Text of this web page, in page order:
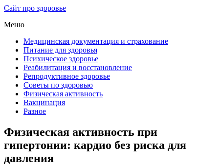
Сайт про здоровье
Меню
Медицинская документация и страхование
Питание для здоровья
Психическое здоровье
Реабилитация и восстановление
Репродуктивное здоровье
Советы по здоровью
Физическая активность
Вакцинация
Разное
Физическая активность при
гипертонии: кардио без риска для
давления